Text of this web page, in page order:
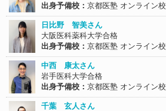
出身予備校： 京都医塾 オンライン校
日比野 智美さん
大阪医科薬科大学合格
出身予備校： 京都医塾 オンライン校
中西 康太さん
岩手医科大学合格
出身予備校： 京都医塾 オンライン校
千葉 玄人さん